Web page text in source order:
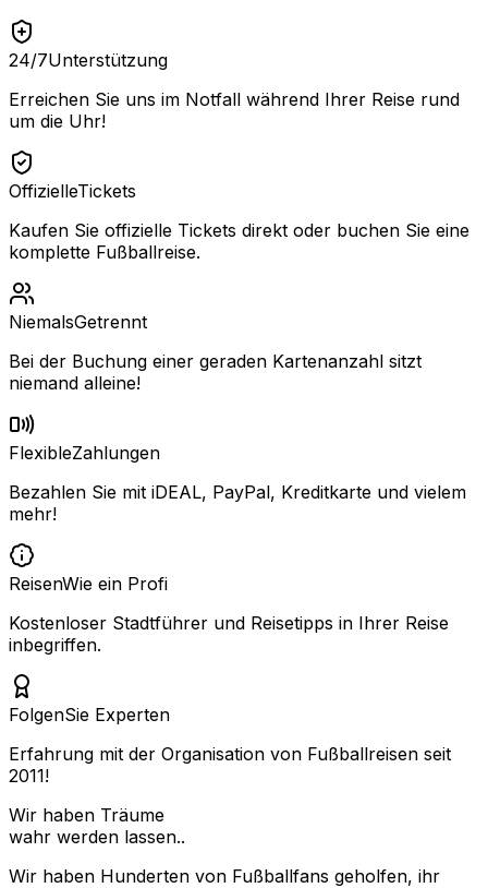
24/7Unterstützung
Erreichen Sie uns im Notfall während Ihrer Reise rund
um die Uhr!
OffizielleTickets
Kaufen Sie offizielle Tickets direkt oder buchen Sie eine
komplette Fußballreise.
NiemalsGetrennt
Bei der Buchung einer geraden Kartenanzahl sitzt
niemand alleine!
FlexibleZahlungen
Bezahlen Sie mit iDEAL, PayPal, Kreditkarte und vielem
mehr!
ReisenWie ein Profi
Kostenloser Stadtführer und Reisetipps in Ihrer Reise
inbegriffen.
FolgenSie Experten
Erfahrung mit der Organisation von Fußballreisen seit
2011!
Wir haben Träume
wahr werden lassen..
Wir haben Hunderten von Fußballfans geholfen, ihr